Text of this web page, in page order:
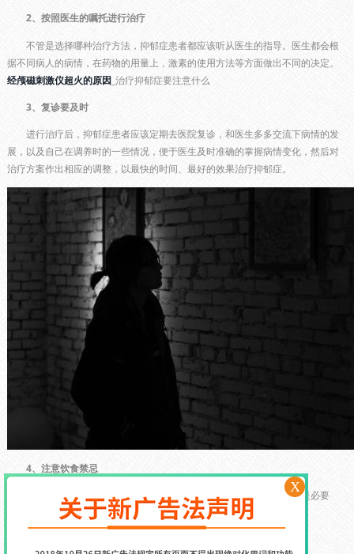
2、按照医生的嘱托进行治疗
不管是选择哪种治疗方法，抑郁症患者都应该听从医生的指导。医生都会根
据不同病人的病情，在药物的用量上，激素的使用方法等方面做出不同的决定。
经颅磁刺激仪超火的原因 _治疗抑郁症要注意什么
3、复诊要及时
进行治疗后，抑郁症患者应该定期去医院复诊，和医生多多交流下病情的发
展，以及自己在调养时的一些情况，便于医生及时准确的掌握病情变化，然后对
治疗方案作出相应的调整，以最快的时间、最好的效果治疗抑郁症。
4、注意饮食禁忌
我们认为忌食不需千篇一律，应根据具体情况适当调整饮食结构则是必要
X